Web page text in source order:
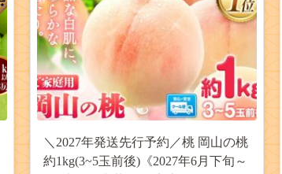
＼2027年発送先行予約／桃 岡山の桃
約1kg(3~5玉前後)《2027年6月下旬～